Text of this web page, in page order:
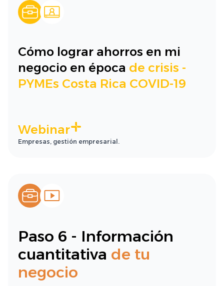
Cómo lograr ahorros en mi
negocio en época de crisis -
PYMEs Costa Rica COVID-19
Webinar
Empresas, gestión empresarial.
Paso 6 - Información
cuantitativa de tu
negocio